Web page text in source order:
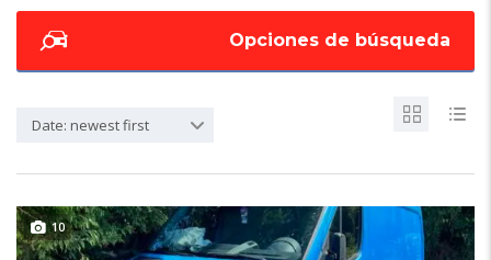
Opciones de búsqueda
Date: newest first
10